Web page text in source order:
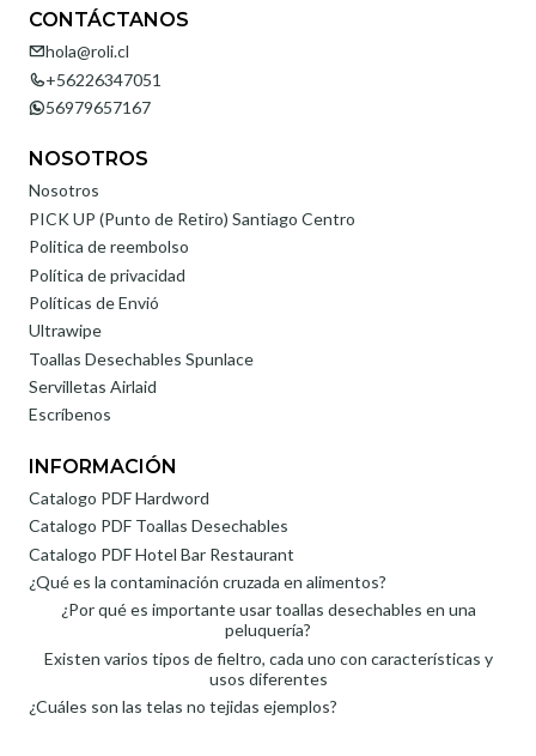
CONTÁCTANOS
hola@roli.cl
+56226347051
56979657167
NOSOTROS
Nosotros
PICK UP (Punto de Retiro) Santiago Centro
Politica de reembolso
Política de privacidad
Políticas de Envió
Ultrawipe
Toallas Desechables Spunlace
Servilletas Airlaid
Escríbenos
INFORMACIÓN
Catalogo PDF Hardword
Catalogo PDF Toallas Desechables
Catalogo PDF Hotel Bar Restaurant
¿Qué es la contaminación cruzada en alimentos?
¿Por qué es importante usar toallas desechables en una
peluquería?
Existen varios tipos de fieltro, cada uno con características y
usos diferentes
¿Cuáles son las telas no tejidas ejemplos?